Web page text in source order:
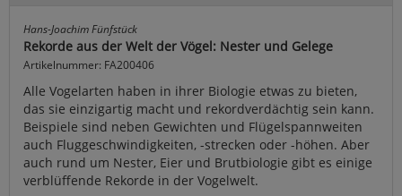
Hans-Joachim Fünfstück
Rekorde aus der Welt der Vögel: Nester und Gelege
Artikelnummer: FA200406
Alle Vogelarten haben in ihrer Biologie etwas zu bieten,
das sie einzigartig macht und rekordverdächtig sein kann.
Beispiele sind neben Gewichten und Flügelspannweiten
auch Fluggeschwindigkeiten, -strecken oder -höhen. Aber
auch rund um Nester, Eier und Brutbiologie gibt es einige
verblüffende Rekorde in der Vogelwelt.